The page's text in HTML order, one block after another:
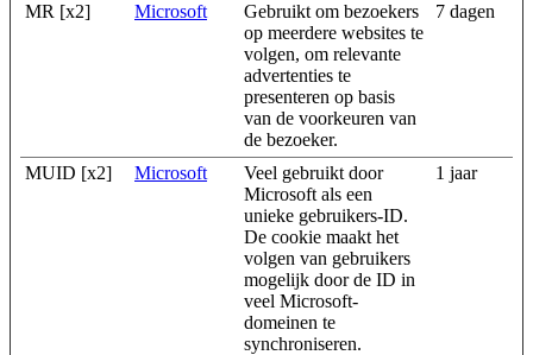
MR [x2] Microsoft
Gebruikt om bezoekers
op meerdere websites te
volgen, om relevante
advertenties te
presenteren op basis
van de voorkeuren van
de bezoeker.
7 dagen
MUID [x2] Microsoft
Veel gebruikt door
Microsoft als een
unieke gebruikers-ID.
De cookie maakt het
volgen van gebruikers
mogelijk door de ID in
veel Microsoft-
domeinen te
synchroniseren.
1 jaar